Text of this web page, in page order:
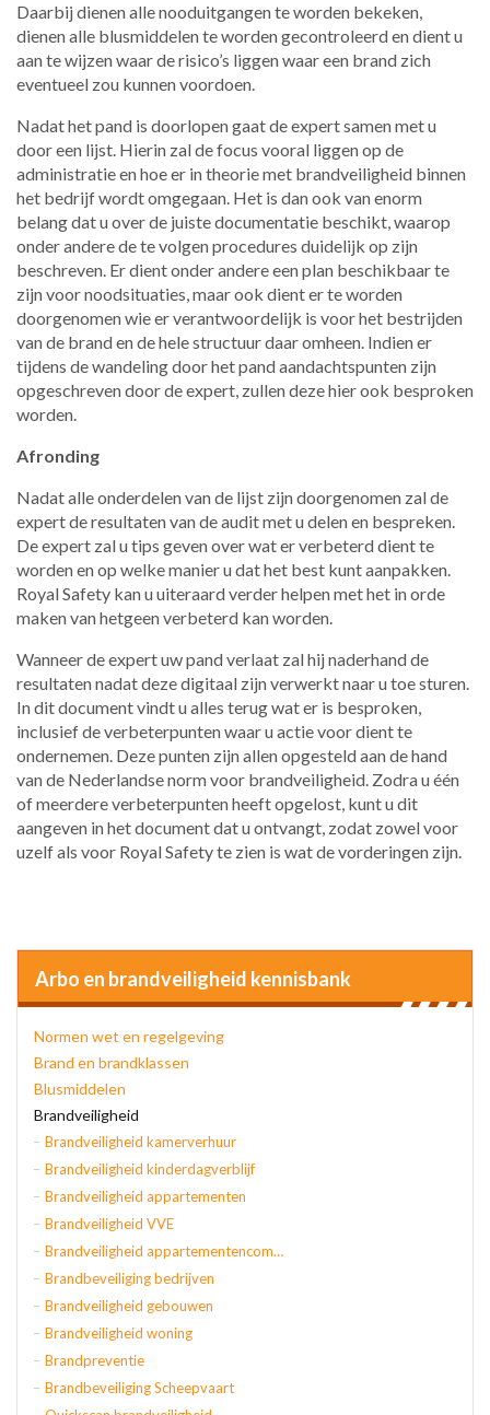
Daarbij dienen alle nooduitgangen te worden bekeken,
dienen alle blusmiddelen te worden gecontroleerd en dient u
aan te wijzen waar de risico’s liggen waar een brand zich
eventueel zou kunnen voordoen.
Nadat het pand is doorlopen gaat de expert samen met u
door een lijst. Hierin zal de focus vooral liggen op de
administratie en hoe er in theorie met brandveiligheid binnen
het bedrijf wordt omgegaan. Het is dan ook van enorm
belang dat u over de juiste documentatie beschikt, waarop
onder andere de te volgen procedures duidelijk op zijn
beschreven. Er dient onder andere een plan beschikbaar te
zijn voor noodsituaties, maar ook dient er te worden
doorgenomen wie er verantwoordelijk is voor het bestrijden
van de brand en de hele structuur daar omheen. Indien er
tijdens de wandeling door het pand aandachtspunten zijn
opgeschreven door de expert, zullen deze hier ook besproken
worden.
Afronding
Nadat alle onderdelen van de lijst zijn doorgenomen zal de
expert de resultaten van de audit met u delen en bespreken.
De expert zal u tips geven over wat er verbeterd dient te
worden en op welke manier u dat het best kunt aanpakken.
Royal Safety kan u uiteraard verder helpen met het in orde
maken van hetgeen verbeterd kan worden.
Wanneer de expert uw pand verlaat zal hij naderhand de
resultaten nadat deze digitaal zijn verwerkt naar u toe sturen.
In dit document vindt u alles terug wat er is besproken,
inclusief de verbeterpunten waar u actie voor dient te
ondernemen. Deze punten zijn allen opgesteld aan de hand
van de Nederlandse norm voor brandveiligheid. Zodra u één
of meerdere verbeterpunten heeft opgelost, kunt u dit
aangeven in het document dat u ontvangt, zodat zowel voor
uzelf als voor Royal Safety te zien is wat de vorderingen zijn.
Arbo en brandveiligheid kennisbank
Normen wet en regelgeving
Brand en brandklassen
Blusmiddelen
Brandveiligheid
Brandveiligheid kamerverhuur
Brandveiligheid kinderdagverblijf
Brandveiligheid appartementen
Brandveiligheid VVE
Brandveiligheid appartementencomplex
Brandbeveiliging bedrijven
Brandveiligheid gebouwen
Brandveiligheid woning
Brandpreventie
Brandbeveiliging Scheepvaart